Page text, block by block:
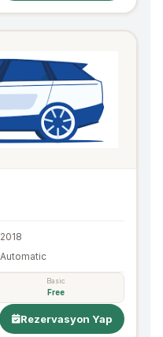
2018
Automatic
Basic
Free
Rezervasyon Yap